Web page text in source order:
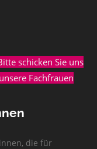
schicken Sie uns
Fachfrauen
die für